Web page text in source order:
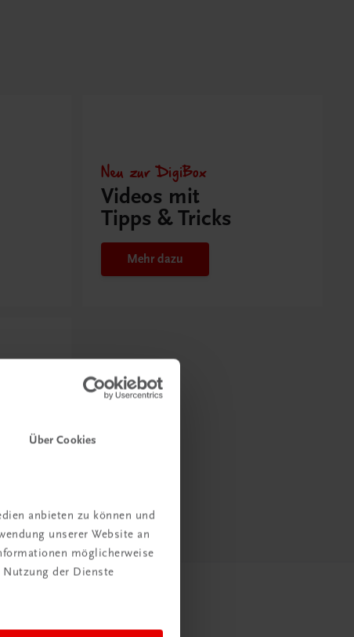
Über Cookies
anbieten zu können und
unserer Website an
möglicherweise
der Dienste
Neu zur DigiBox
Videos mit
Tipps & Tricks
Mehr dazu